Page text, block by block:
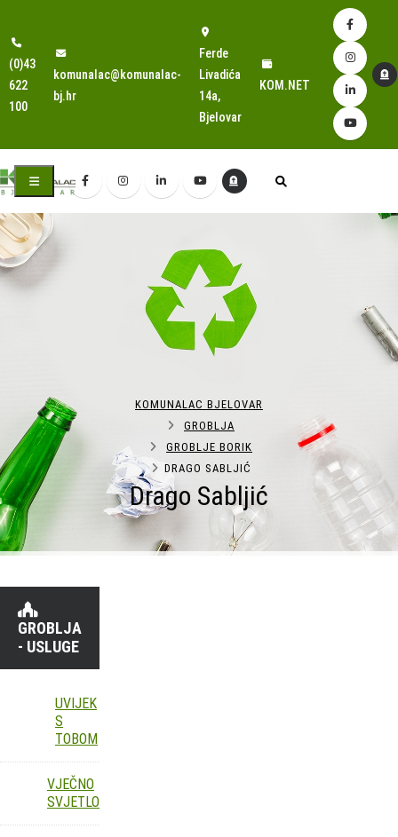
(0)43
622
100
komunalac@komunalac-
bj.hr
Ferde
Livadića
14a,
Bjelovar
KOM.NET
Drago Sabljić
KOMUNALAC BJELOVAR
GROBLJA
GROBLJE BORIK
DRAGO SABLJIĆ
GROBLJA
- USLUGE
UVIJEK
S
TOBOM
VJEČNO
SVJETLO